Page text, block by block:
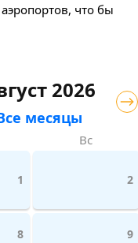
что бы
2026
месяцы
Вс
1 2
8 9